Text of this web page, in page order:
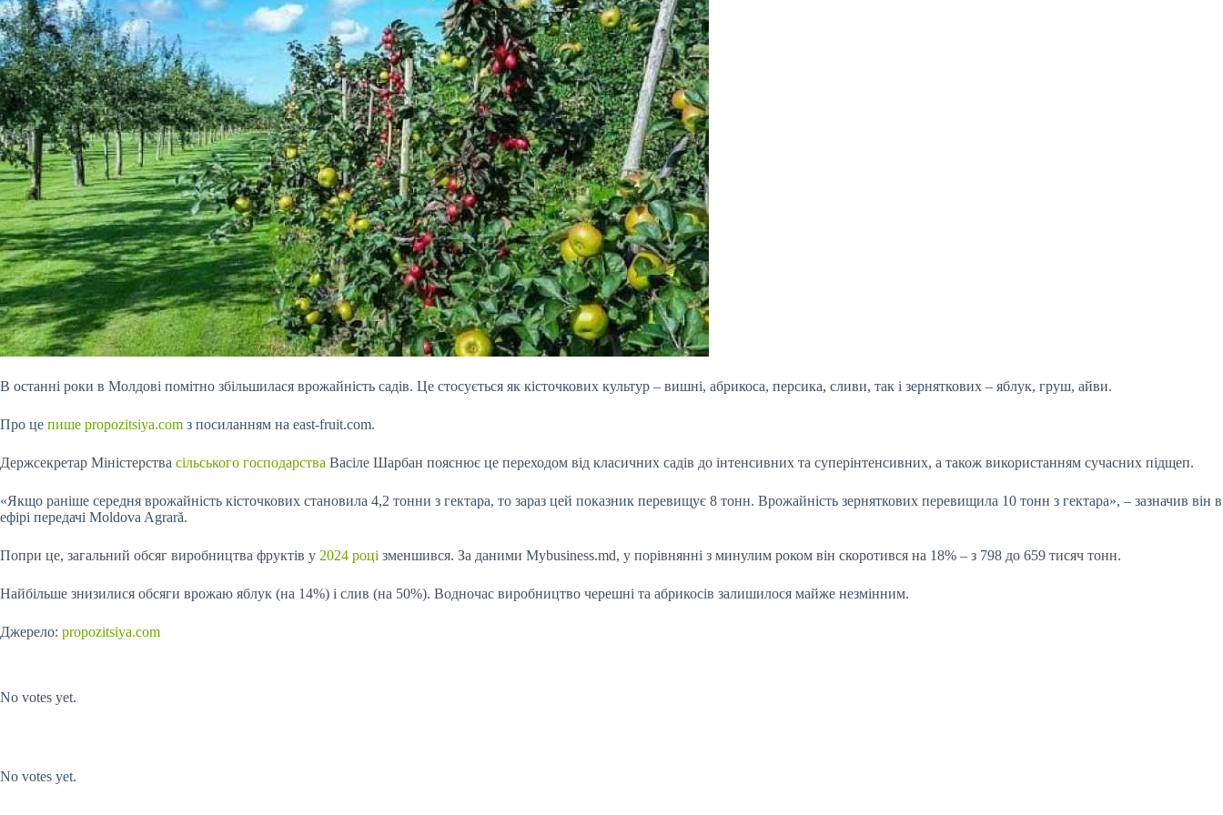
В останні роки в Молдові помітно збільшилася врожайність садів. Це стосується як кісточкових культур – вишні, абрикоса, персика, сливи, так і зерняткових – яблук, груш, айви.
Про це пише propozitsiya.com з посиланням на east-fruit.com.
Держсекретар Міністерства сільського господарства Васіле Шарбан пояснює це переходом від класичних садів до інтенсивних та суперінтенсивних, а також використанням сучасних підщеп.
«Якщо раніше середня врожайність кісточкових становила 4,2 тонни з гектара, то зараз цей показник перевищує 8 тонн. Врожайність зерняткових перевищила 10 тонн з гектара», – зазначив він в
ефірі передачі Moldova Agrară.
Попри це, загальний обсяг виробництва фруктів у 2024 році зменшився. За даними Mybusiness.md, у порівнянні з минулим роком він скоротився на 18% – з 798 до 659 тисяч тонн.
Найбільше знизилися обсяги врожаю яблук (на 14%) і слив (на 50%). Водночас виробництво черешні та абрикосів залишилося майже незмінним.
Джерело: propozitsiya.com
No votes yet.
No votes yet.